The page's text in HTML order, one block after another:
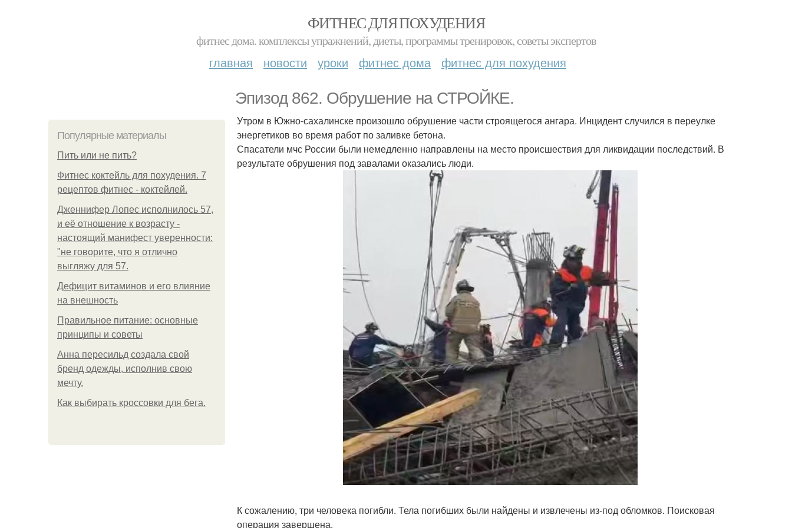
ФИТНЕС ДЛЯ ПОХУДЕНИЯ
фитнес дома. комплексы упражнений, диеты, программы тренировок, советы экспертов
главная новости уроки фитнес дома фитнес для похудения
Эпизод 862. Обрушение на СТРОЙКЕ.
Популярные материалы
Пить или не пить?
Фитнес коктейль для похудения. 7
рецептов фитнес - коктейлей.
Дженнифер Лопес исполнилось 57,
и её отношение к возрасту -
настоящий манифест уверенности:
"не говорите, что я отлично
выгляжу для 57.
Дефицит витаминов и его влияние
на внешность
Правильное питание: основные
принципы и советы
Анна пересильд создала свой
бренд одежды, исполнив свою
мечту.
Как выбирать кроссовки для бега.
Утром в Южно-сахалинске произошло обрушение части строящегося ангара. Инцидент случился в переулке
энергетиков во время работ по заливке бетона.
Спасатели мчс России были немедленно направлены на место происшествия для ликвидации последствий. В
результате обрушения под завалами оказались люди.
К сожалению, три человека погибли. Тела погибших были найдены и извлечены из-под обломков. Поисковая
операция завершена.